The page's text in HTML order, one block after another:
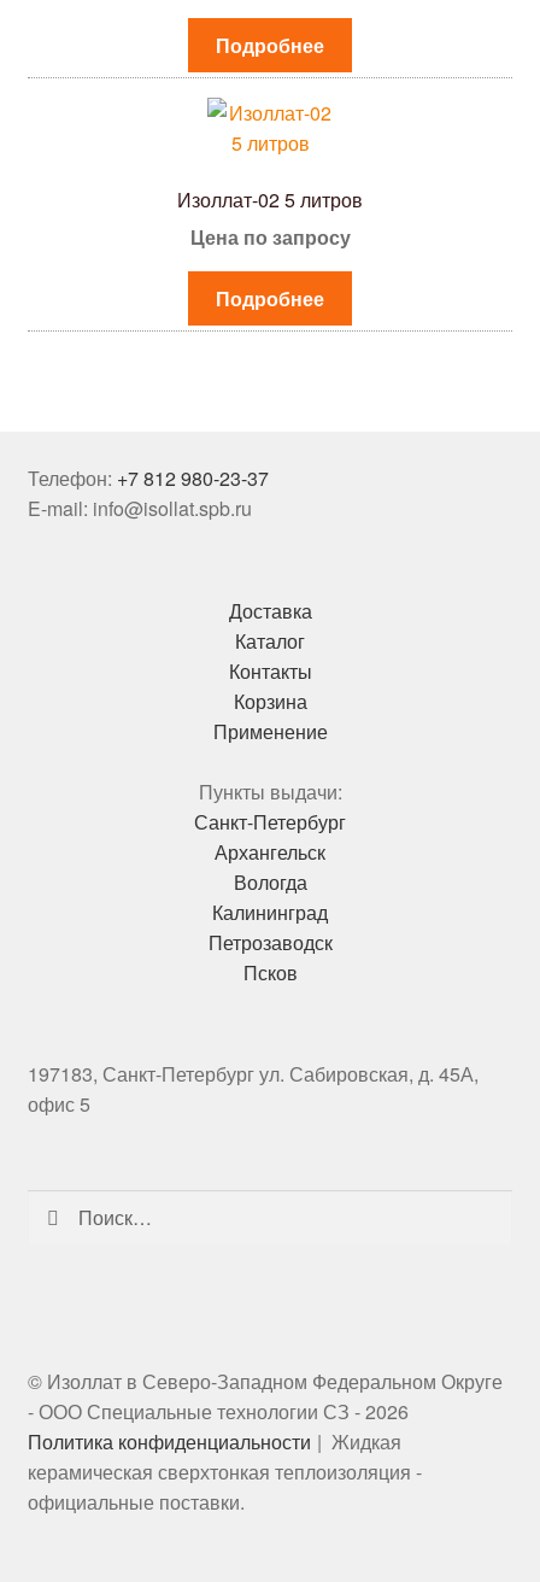
Подробнее
Изоллат-02 5 литров
Цена по запросу
Подробнее
Телефон: +7 812 980-23-37
E-mail: info@isollat.spb.ru
Доставка
Каталог
Контакты
Корзина
Применение
Пункты выдачи:
Санкт-Петербург
Архангельск
Вологда
Калининград
Петрозаводск
Псков
197183, Санкт-Петербург ул. Сабировская, д. 45А,
офис 5
Найти:
© Изоллат в Северо-Западном Федеральном Округе
- ООО Специальные технологии СЗ - 2026
Политика конфиденциальности
Жидкая
керамическая сверхтонкая теплоизоляция -
официальные поставки.